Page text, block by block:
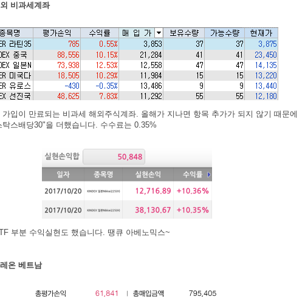
비과세계좌
가입이 만료되는 비과세 해외주식계좌. 올해가 지나면 항목 추가가 되지 않기 때문에
스배당30"을 더했습니다. 수수료는 0.35%
부분 수익실현도 했습니다. 땡큐 아베노믹스~
온 베트남